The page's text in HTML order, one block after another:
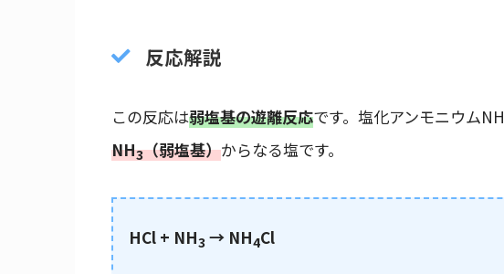
反応解説
この反応は弱塩基の遊離反応です。塩化アンモニウムNH
NH3（弱塩基）からなる塩です。
HCl + NH3→ NH4Cl